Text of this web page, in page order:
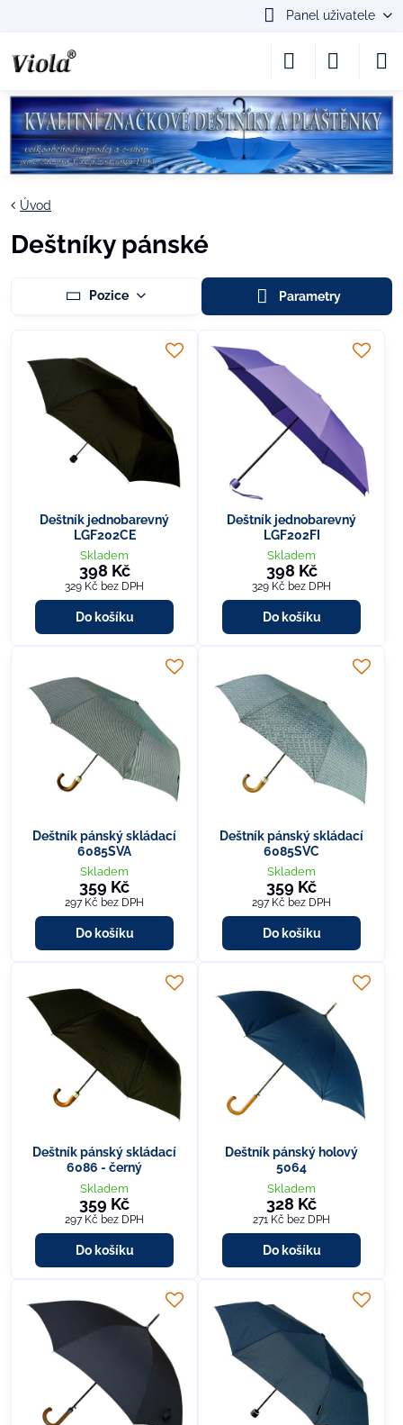
Panel uživatele
Úvod
Deštníky pánské
Pozice Parametry
Deštník jednobarevný
LGF202CE
Skladem
398 Kč
329 Kč bez DPH
Do košíku
Deštník jednobarevný
LGF202FI
Skladem
398 Kč
329 Kč bez DPH
Do košíku
Deštník pánský skládací
6085SVA
Skladem
359 Kč
297 Kč bez DPH
Do košíku
Deštník pánský skládací
6085SVC
Skladem
359 Kč
297 Kč bez DPH
Do košíku
Deštník pánský skládací
6086 - černý
Skladem
359 Kč
297 Kč bez DPH
Do košíku
Deštník pánský holový
5064
Skladem
328 Kč
271 Kč bez DPH
Do košíku